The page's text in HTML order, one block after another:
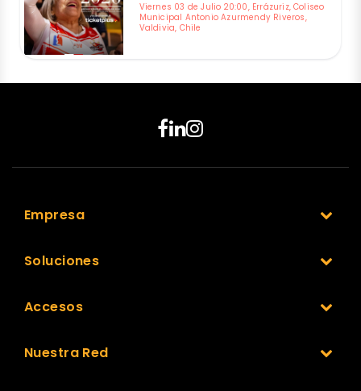
Viernes 03 de Julio 20:00, Errázuriz, Coliseo
Municipal Antonio Azurmendy Riveros,
Valdivia, Chile
Empresa
Soluciones
Accesos
Nuestra Red